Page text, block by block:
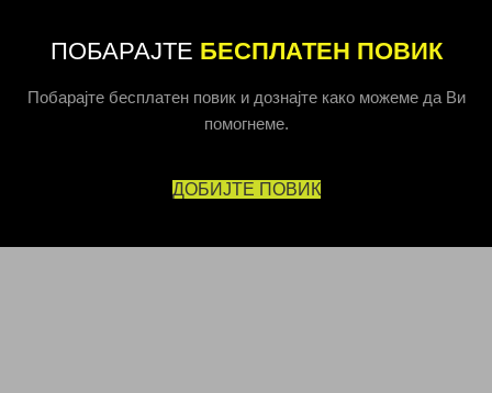
ПОБАРАЈТЕ БЕСПЛАТЕН ПОВИК
Побарајте бесплатен повик и дознајте како можеме да Ви
помогнеме.
ДОБИЈТЕ ПОВИК